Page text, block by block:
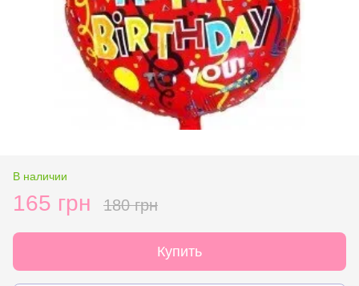
В наличии
165 грн 180 грн
Купить